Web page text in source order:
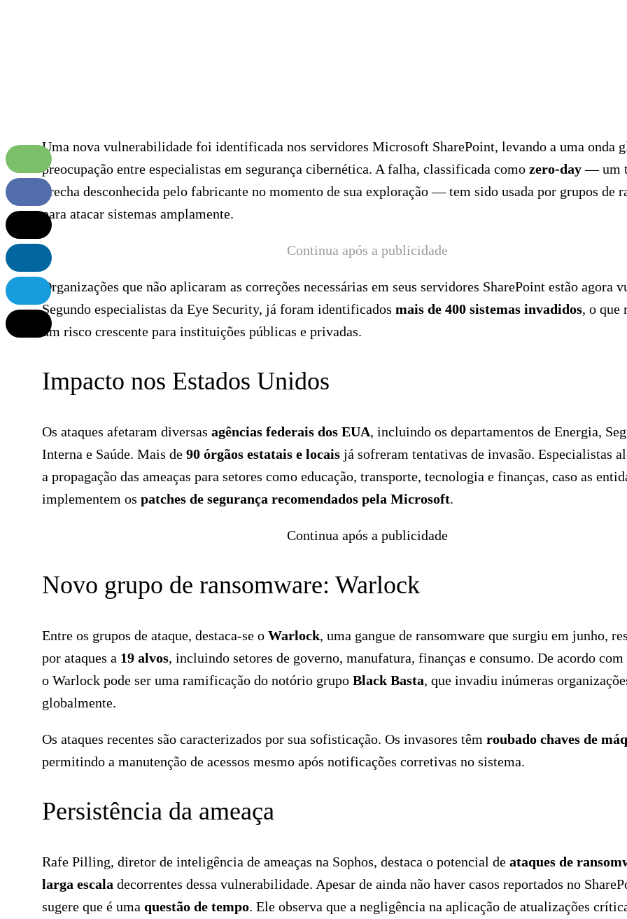
Uma nova vulnerabilidade foi identificada nos servidores Microsoft SharePoint, levando a uma onda
preocupação entre especialistas em segurança cibernética. A falha, classificada como zero-day— um
brecha desconhecida pelo fabricante no momento de sua exploração — tem sido usada por grupos de
para atacar sistemas amplamente.
Continua após a publicidade
Organizações que não aplicaram as correções necessárias em seus servidores SharePoint estão agora
Segundo especialistas da Eye Security, já foram identificados mais de 400 sistemas invadidos, o que
um risco crescente para instituições públicas e privadas.
Impacto nos Estados Unidos
Os ataques afetaram diversas agências federais dos EUA, incluindo os departamentos de Energia,
Interna e Saúde. Mais de 90 órgãos estatais e locais já sofreram tentativas de invasão. Especialistas
a propagação das ameaças para setores como educação, transporte, tecnologia e finanças, caso as
implementem os patches de segurança recomendados pela Microsoft.
Continua após a publicidade
Novo grupo de ransomware: Warlock
Entre os grupos de ataque, destaca-se o Warlock, uma gangue de ransomware que surgiu em junho,
por ataques a 19 alvos, incluindo setores de governo, manufatura, finanças e consumo. De acordo
o Warlock pode ser uma ramificação do notório grupo Black Basta, que invadiu inúmeras
globalmente.
Os ataques recentes são caracterizados por sua sofisticação. Os invasores têm roubado chaves de
permitindo a manutenção de acessos mesmo após notificações corretivas no sistema.
Persistência da ameaça
Rafe Pilling, diretor de inteligência de ameaças na Sophos, destaca o potencial de ataques de
larga escala decorrentes dessa vulnerabilidade. Apesar de ainda não haver casos reportados no
sugere que é uma questão de tempo. Ele observa que a negligência na aplicação de atualizações